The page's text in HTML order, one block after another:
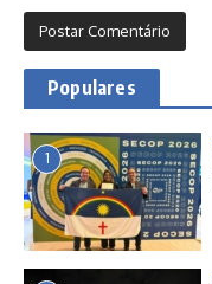
Populares
1